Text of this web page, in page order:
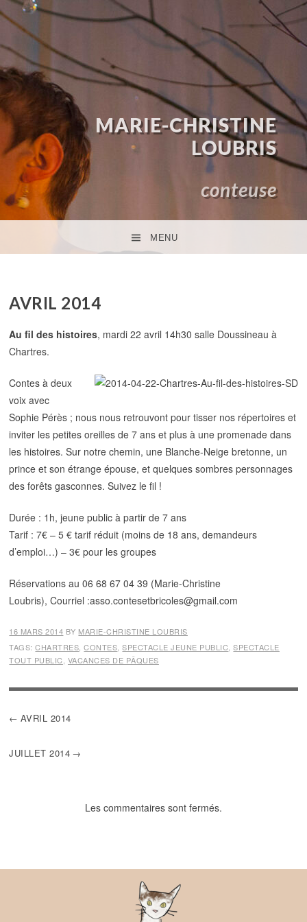
MARIE-CHRISTINE
LOUBRIS
conteuse
MENU
AVRIL 2014
Au fil des histoires, mardi 22 avril 14h30 salle Doussineau à
Chartres.
Contes à deux
voix avec
Sophie Pérès ; nous nous retrouvont pour tisser nos répertoires et
inviter les petites oreilles de 7 ans et plus à une promenade dans
les histoires. Sur notre chemin, une Blanche-Neige bretonne, un
prince et son étrange épouse, et quelques sombres personnages
des forêts gasconnes. Suivez le fil !
Durée : 1h, jeune public à partir de 7 ans
Tarif : 7€ – 5 € tarif réduit (moins de 18 ans, demandeurs
d’emploi…) – 3€ pour les groupes
Réservations au 06 68 67 04 39 (Marie-Christine
Loubris), Courriel :asso.contesetbricoles@gmail.com
16 MARS 2014 BY MARIE-CHRISTINE LOUBRIS
TAGS:CHARTRES ,CONTES ,SPECTACLE JEUNE PUBLIC ,SPECTACLE
TOUT PUBLIC VACANCES DE PÂQUES
NAVIGATION
L’ARTICLE
AVRIL 2014
JUILLET 2014
Les commentaires sont fermés.